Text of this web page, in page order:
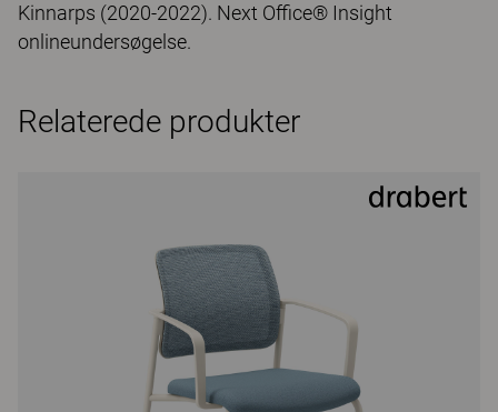
Kinnarps (2020-2022). Next Office® Insight
onlineundersøgelse.
Relaterede produkter